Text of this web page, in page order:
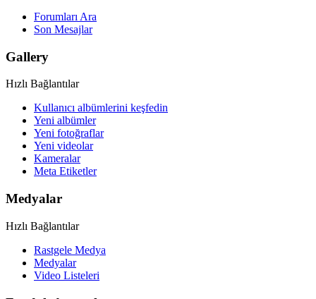
Forumları Ara
Son Mesajlar
Gallery
Hızlı Bağlantılar
Kullanıcı albümlerini keşfedin
Yeni albümler
Yeni fotoğraflar
Yeni videolar
Kameralar
Meta Etiketler
Medyalar
Hızlı Bağlantılar
Rastgele Medya
Medyalar
Video Listeleri